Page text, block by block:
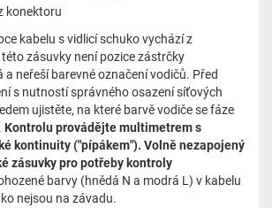
konektoru
kabelu s vidlicí schuko vychází z
zásuvky není pozice zástrčky
a neřeší barevné označení vodičů. Před
s nutností správného osazení síťových
ujistěte, na které barvě vodiče se fáze
Kontrolu provádějte multimetrem s
kontinuity ("pípákem"). Volně nezapojený
zásuvky pro potřeby kontroly
barvy (hnědá N a modrá L) v kabelu
nejsou na závadu.